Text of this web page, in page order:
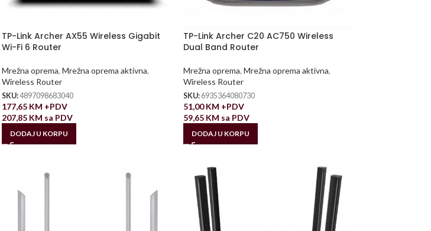
TP-Link Archer AX55 Wireless Gigabit
Wi-Fi 6 Router
Mrežna oprema, Mrežna oprema aktivna,
Wireless Router
SKU:4897098683040
177,65 KM +PDV
207,85 KM sa PDV
DODAJ U KORPU
TP-Link Archer C20 AC750 Wireless
Dual Band Router
Mrežna oprema, Mrežna oprema aktivna,
Wireless Router
SKU: 6935364080730
51,00KM +PDV
59,65 KM sa PDV
DODAJ U KORPU